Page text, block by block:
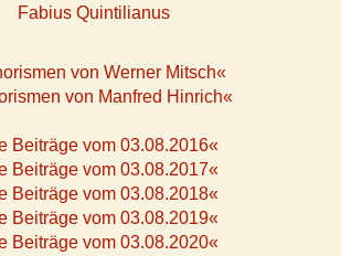
Fabius Quintilianus
von Werner Mitsch«
von Manfred Hinrich«
Beiträge vom 03.08.2016«
Beiträge vom 03.08.2017«
Beiträge vom 03.08.2018«
Beiträge vom 03.08.2019«
Beiträge vom 03.08.2020«